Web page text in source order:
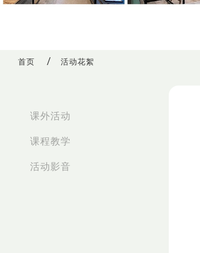
首页 活动花絮
课外活动
课程教学
活动影音